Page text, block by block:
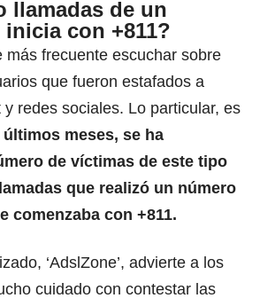
llamadas de un
con +811?
más frecuente escuchar sobre
que fueron estafados a
redes sociales. Lo particular, es
meses, se ha
de víctimas de este tipo
que realizó un número
comenzaba con +811.
‘AdslZone’, advierte a los
cuidado con contestar las